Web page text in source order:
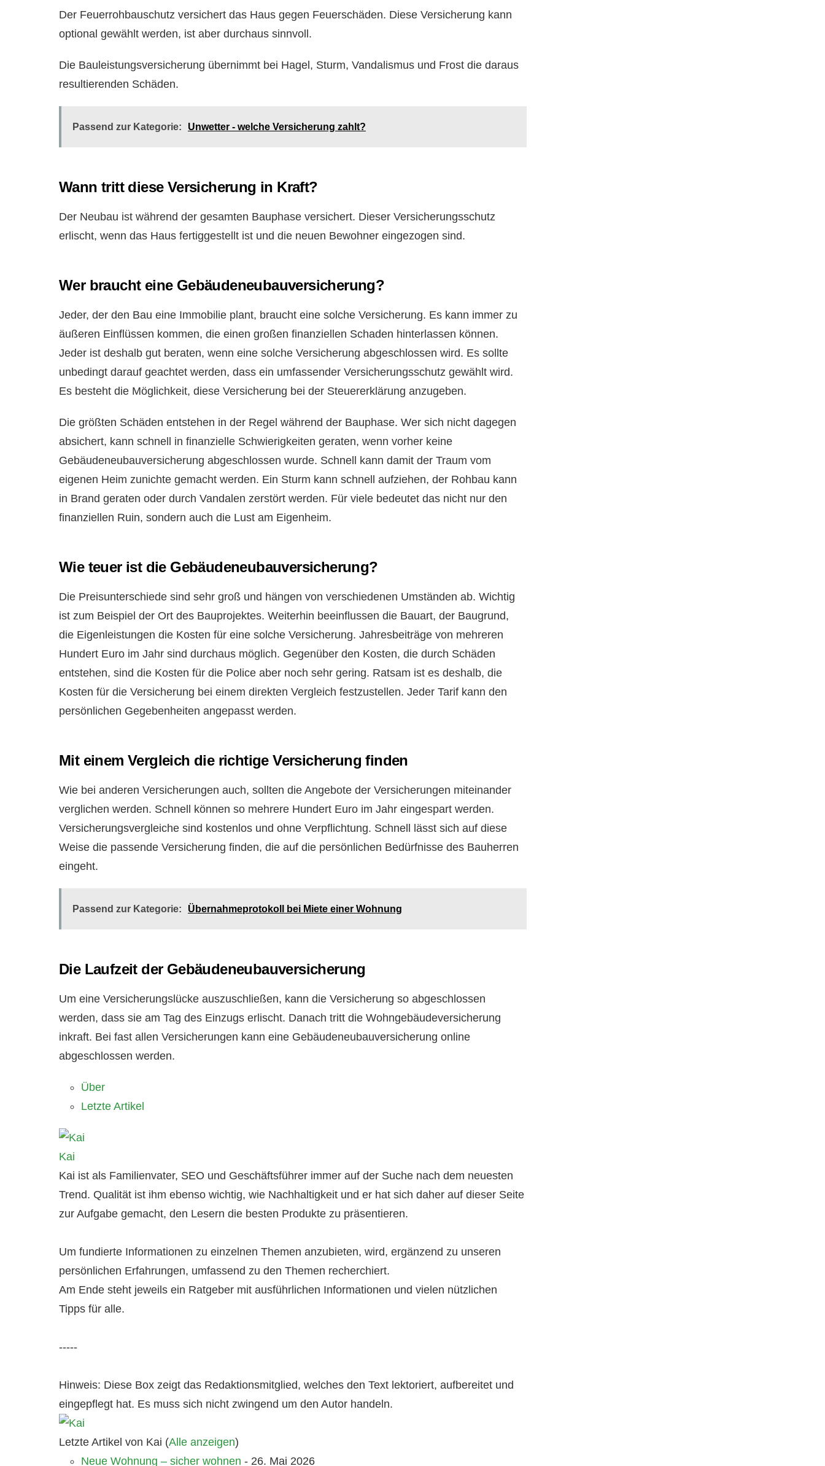
Der Feuerrohbauschutz versichert das Haus gegen Feuerschäden. Diese Versicherung kann
optional gewählt werden, ist aber durchaus sinnvoll.
Die Bauleistungsversicherung übernimmt bei Hagel, Sturm, Vandalismus und Frost die daraus
resultierenden Schäden.
Passend zur Kategorie: Unwetter - welche Versicherung zahlt?
Wann tritt diese Versicherung in Kraft?
Der Neubau ist während der gesamten Bauphase versichert. Dieser Versicherungsschutz
erlischt, wenn das Haus fertiggestellt ist und die neuen Bewohner eingezogen sind.
Wer braucht eine Gebäudeneubauversicherung?
Jeder, der den Bau eine Immobilie plant, braucht eine solche Versicherung. Es kann immer zu
äußeren Einflüssen kommen, die einen großen finanziellen Schaden hinterlassen können.
Jeder ist deshalb gut beraten, wenn eine solche Versicherung abgeschlossen wird. Es sollte
unbedingt darauf geachtet werden, dass ein umfassender Versicherungsschutz gewählt wird.
Es besteht die Möglichkeit, diese Versicherung bei der Steuererklärung anzugeben.
Die größten Schäden entstehen in der Regel während der Bauphase. Wer sich nicht dagegen
absichert, kann schnell in finanzielle Schwierigkeiten geraten, wenn vorher keine
Gebäudeneubauversicherung abgeschlossen wurde. Schnell kann damit der Traum vom
eigenen Heim zunichte gemacht werden. Ein Sturm kann schnell aufziehen, der Rohbau kann
in Brand geraten oder durch Vandalen zerstört werden. Für viele bedeutet das nicht nur den
finanziellen Ruin, sondern auch die Lust am Eigenheim.
Wie teuer ist die Gebäudeneubauversicherung?
Die Preisunterschiede sind sehr groß und hängen von verschiedenen Umständen ab. Wichtig
ist zum Beispiel der Ort des Bauprojektes. Weiterhin beeinflussen die Bauart, der Baugrund,
die Eigenleistungen die Kosten für eine solche Versicherung. Jahresbeiträge von mehreren
Hundert Euro im Jahr sind durchaus möglich. Gegenüber den Kosten, die durch Schäden
entstehen, sind die Kosten für die Police aber noch sehr gering. Ratsam ist es deshalb, die
Kosten für die Versicherung bei einem direkten Vergleich festzustellen. Jeder Tarif kann den
persönlichen Gegebenheiten angepasst werden.
Mit einem Vergleich die richtige Versicherung finden
Wie bei anderen Versicherungen auch, sollten die Angebote der Versicherungen miteinander
verglichen werden. Schnell können so mehrere Hundert Euro im Jahr eingespart werden.
Versicherungsvergleiche sind kostenlos und ohne Verpflichtung. Schnell lässt sich auf diese
Weise die passende Versicherung finden, die auf die persönlichen Bedürfnisse des Bauherren
eingeht.
Passend zur Kategorie: Übernahmeprotokoll bei Miete einer Wohnung
Die Laufzeit der Gebäudeneubauversicherung
Um eine Versicherungslücke auszuschließen, kann die Versicherung so abgeschlossen
werden, dass sie am Tag des Einzugs erlischt. Danach tritt die Wohngebäudeversicherung
inkraft. Bei fast allen Versicherungen kann eine Gebäudeneubauversicherung online
abgeschlossen werden.
Über
Letzte Artikel
Kai
Kai ist als Familienvater, SEO und Geschäftsführer immer auf der Suche nach dem neuesten
Trend. Qualität ist ihm ebenso wichtig, wie Nachhaltigkeit und er hat sich daher auf dieser Seite
zur Aufgabe gemacht, den Lesern die besten Produkte zu präsentieren.
Um fundierte Informationen zu einzelnen Themen anzubieten, wird, ergänzend zu unseren
persönlichen Erfahrungen, umfassend zu den Themen recherchiert.
Am Ende steht jeweils ein Ratgeber mit ausführlichen Informationen und vielen nützlichen
Tipps für alle.
-----
Hinweis: Diese Box zeigt das Redaktionsmitglied, welches den Text lektoriert, aufbereitet und
eingepflegt hat. Es muss sich nicht zwingend um den Autor handeln.
Letzte Artikel von Kai (Alle anzeigen)
Neue Wohnung – sicher wohnen - 26. Mai 2026